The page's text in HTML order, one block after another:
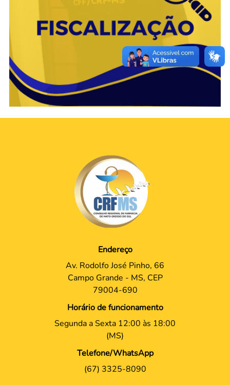
Endereço
Av. Rodolfo José Pinho, 66
Campo Grande - MS, CEP
79004-690
Horário de funcionamento
Segunda a Sexta 12:00 às 18:00
(MS)
Telefone/WhatsApp
(67) 3325-8090